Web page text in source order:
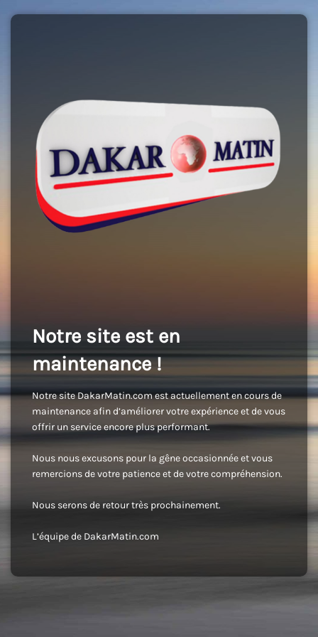
Notre site est en
maintenance !
Notre site DakarMatin.com est actuellement en cours de
maintenance afin d’améliorer votre expérience et de vous
offrir un service encore plus performant.
Nous nous excusons pour la gêne occasionnée et vous
remercions de votre patience et de votre compréhension.
Nous serons de retour très prochainement.
L’équipe de DakarMatin.com